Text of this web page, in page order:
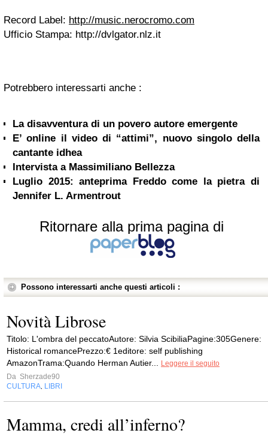
Record Label: http://music.nerocromo.com
Ufficio Stampa: http://dvlgator.nlz.it
Potrebbero interessarti anche :
La disavventura di un povero autore emergente
E’ online il video di “attimi”, nuovo singolo della
cantante idhea
Intervista a Massimiliano Bellezza
Luglio 2015: anteprima Freddo come la pietra di
Jennifer L. Armentrout
Ritornare alla prima pagina di
Possono interessarti anche questi articoli :
Novità Librose
Titolo: L'ombra del peccatoAutore: Silvia ScibiliaPagine:305Genere:
Historical romancePrezzo:€ 1editore: self publishing
AmazonTrama:Quando Herman Autier...
Leggere il seguito
Da Sherzade90
CULTURA LIBRI
Mamma, credi all’inferno?